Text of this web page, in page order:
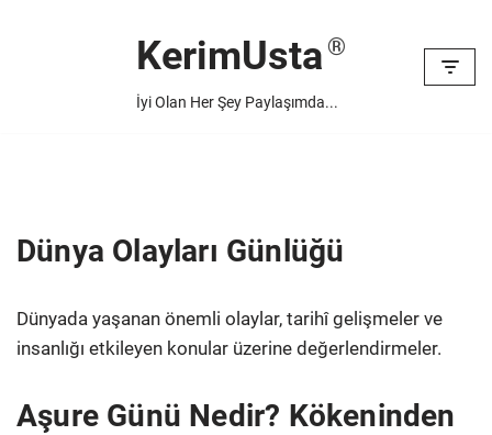
KerimUsta
İyi Olan Her Şey Paylaşımda...
Dünya Olayları Günlüğü
Dünyada yaşanan önemli olaylar, tarihî gelişmeler ve
insanlığı etkileyen konular üzerine değerlendirmeler.
Aşure Günü Nedir? Kökeninden